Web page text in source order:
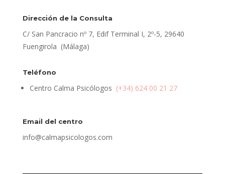
Dirección de la Consulta
C/ San Pancracio nº 7, Edif Terminal I, 2º-5, 29640
Fuengirola (Málaga)
Teléfono
Centro Calma Psicólogos (+34) 624 00 21 27
Email del centro
info@calmapsicologos.com